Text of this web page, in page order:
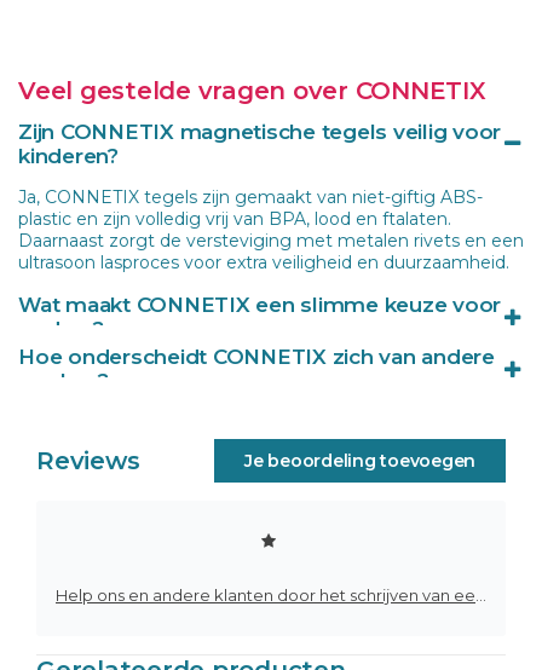
Veel gestelde vragen over CONNETIX
Zijn CONNETIX magnetische tegels veilig voor
kinderen?
Ja, CONNETIX tegels zijn gemaakt van niet-giftig ABS-
plastic en zijn volledig vrij van BPA, lood en ftalaten.
Daarnaast zorgt de versteviging met metalen rivets en een
ultrasoon lasproces voor extra veiligheid en duurzaamheid.
Wat maakt CONNETIX een slimme keuze voor
ouders?
Naast het sterke en veilige materiaalgebruik, groeien de
CONNETIX biedt jarenlang speel- en leerplezier.
Hoe onderscheidt CONNETIX zich van andere
merken?
voor mooie lichtbrekingen met krachtige magneten die
grote en stabiele bouwwerken mogelijk maken. Dit maakt
het één van de meest hoogwaardige magnetische
Reviews Je beoordeling toevoegen